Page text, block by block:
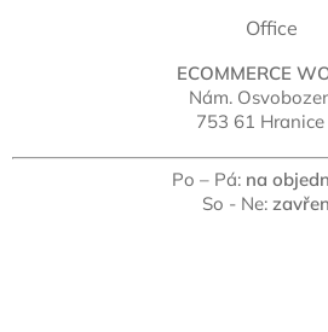
Office
ECOMMERCE
Nám.
753 61 Hranice
Po – Pá: na
So - Ne: